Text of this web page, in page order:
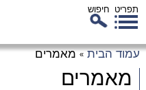
תפריט חיפוש
עמוד הבית » מאמרים
מאמרים